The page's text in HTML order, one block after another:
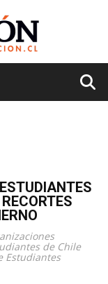
de Chile
Estudiantes